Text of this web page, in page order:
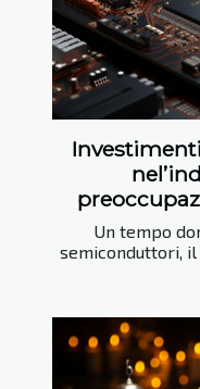
Un tempo
semiconduttori, il